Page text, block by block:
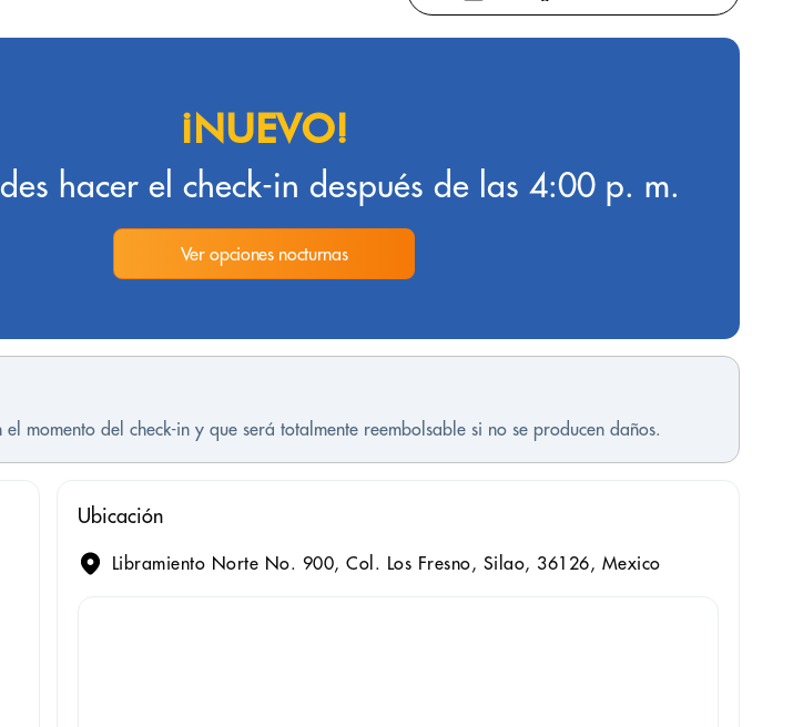
¡NUEVO!
hacer el check-in después de las 4:00 p. m.
Ver opciones nocturnas
momento del check-in y que será totalmente reembolsable si no se producen daños.
Ubicación
Libramiento Norte No. 900, Col. Los Fresno, Silao, 36126, Mexico